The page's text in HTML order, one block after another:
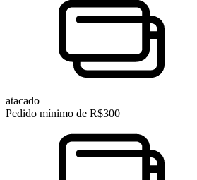
atacado
Pedido mínimo de R$300